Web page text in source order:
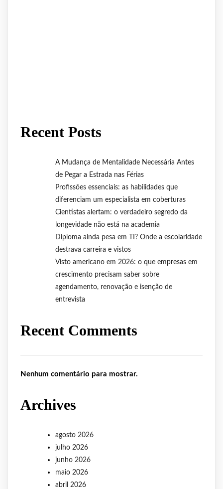
Recent Posts
A Mudança de Mentalidade Necessária Antes
de Pegar a Estrada nas Férias
Profissões essenciais: as habilidades que
diferenciam um especialista em coberturas
Cientistas alertam: o verdadeiro segredo da
longevidade não está na academia
Diploma ainda pesa em TI? Onde a escolaridade
destrava carreira e vistos
Visto americano em 2026: o que empresas em
crescimento precisam saber sobre
agendamento, renovação e isenção de
entrevista
Recent Comments
Nenhum comentário para mostrar.
Archives
agosto 2026
julho 2026
junho 2026
maio 2026
abril 2026